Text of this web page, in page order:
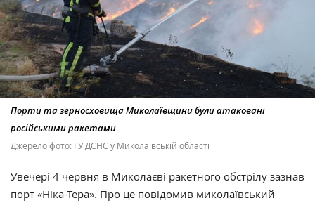
Порти та зерносховища Миколаївщини були атаковані
російськими ракетами
Джерело фото: ГУ ДСНС у Миколаївській області
Увечері 4 червня в Миколаєві ракетного обстрілу зазнав
порт «Ніка-Тера». Про це повідомив миколаївський